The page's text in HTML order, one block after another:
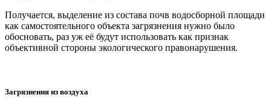
Получается, выделение из состава почв водосборной площади
как самостоятельного объекта загрязнения нужно было
обосновать, раз уж её будут использовать как признак
объективной стороны экологического правонарушения.
Загрязнения из воздуха